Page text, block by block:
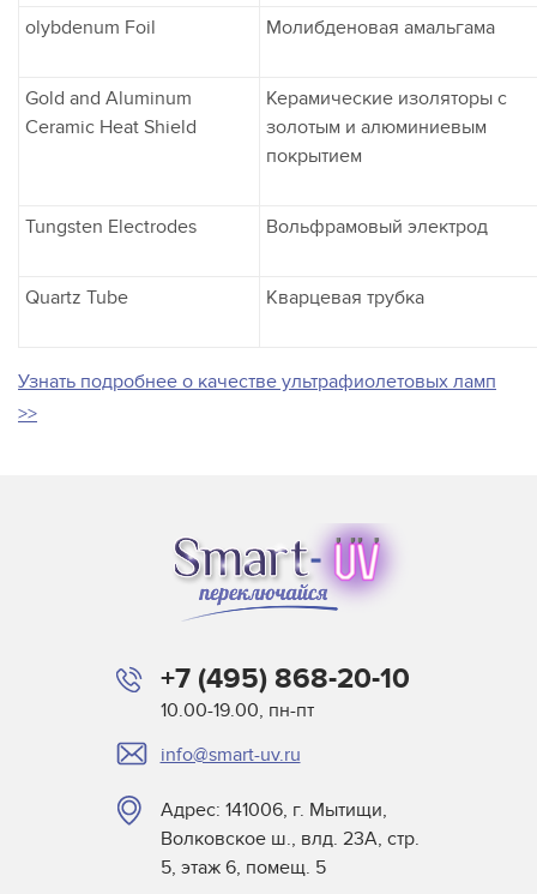
olybdenum Foil Молибденовая амальгама
Gold and Aluminum
Ceramic Heat Shield
Керамические изоляторы с
золотым и алюминиевым
покрытием
Tungsten Electrodes Вольфрамовый электрод
Quartz Tube Кварцевая трубка
Узнать подробнее о качестве ультрафиолетовых ламп
>>
+7 (495) 868-20-10
10.00-19.00, пн-пт
info@smart-uv.ru
Адрес: 141006, г. Мытищи,
Волковское ш., влд. 23А, стр.
5, этаж 6, помещ. 5